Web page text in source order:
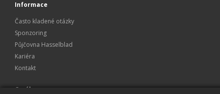
Informace
Často kladené otázky
Sponzoring
Půjčovna Hasselblad
Kariéra
Kontakt
O nákupu